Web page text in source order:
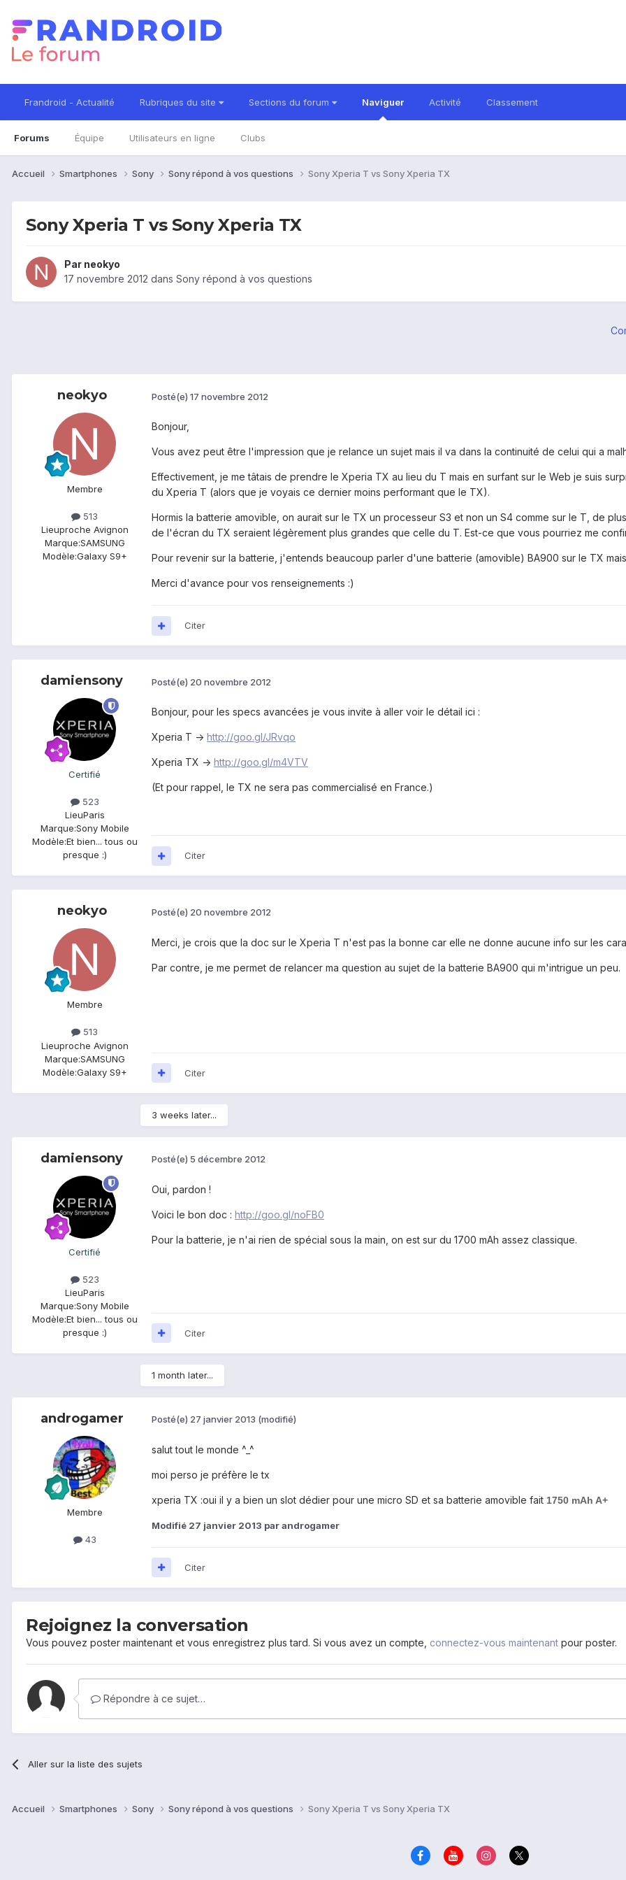
Frandroid - Actualité Rubriques du site Sections du forum Naviguer
Forums Équipe Utilisateurs en ligne Clubs
Activité Classement
Accueil Smartphones Sony Sony répond à vos questions Sony Xperia T vs Sony Xperia TX
Sony Xperia T vs Sony Xperia TX
Par neokyo
17 novembre 2012 dans Sony répond à vos questions
neokyo
Membre
513
Lieuproche Avignon
Marque:SAMSUNG
Modèle:Galaxy S9+
Posté(e) 17 novembre 2012
Bonjour,
Vous avez peut être l'impression que je relance un sujet mais il va dans la continuité de celui qui a
Effectivement, je me tâtais de prendre le Xperia TX au lieu du T mais en surfant sur le Web je suis
du Xperia T (alors que je voyais ce dernier moins performant que le TX).
Hormis la batterie amovible, on aurait sur le TX un processeur S3 et non un S4 comme sur le T, de
de l'écran du TX seraient légèrement plus grandes que celle du T. Est-ce que vous pourriez me
Pour revenir sur la batterie, j'entends beaucoup parler d'une batterie (amovible) BA900 sur le TX
Merci d'avance pour vos renseignements :)
Citer
damiensony
Certifié
523
LieuParis
Marque:Sony Mobile
Modèle:Et bien... tous ou
presque :)
Posté(e) 20 novembre 2012
Bonjour, pour les specs avancées je vous invite à aller voir le détail ici :
Xperia T -> http://goo.gl/JRvqo
Xperia TX -> http://goo.gl/m4VTV
(Et pour rappel, le TX ne sera pas commercialisé en France.)
Citer
neokyo
Membre
513
Lieuproche Avignon
Marque:SAMSUNG
Modèle:Galaxy S9+
Posté(e) 20 novembre 2012
Merci, je crois que la doc sur le Xperia T n'est pas la bonne car elle ne donne aucune info sur les
Par contre, je me permet de relancer ma question au sujet de la batterie BA900 qui m'intrigue un peu.
Citer
3 weeks later...
damiensony
Certifié
523
LieuParis
Marque:Sony Mobile
Modèle:Et bien... tous ou
presque :)
Posté(e) 5 décembre 2012
Oui, pardon !
Voici le bon doc : http://goo.gl/noFB0
Pour la batterie, je n'ai rien de spécial sous la main, on est sur du 1700 mAh assez classique.
Citer
1 month later...
androgamer
Membre
43
Posté(e) 27 janvier 2013 (modifié)
salut tout le monde ^_^
moi perso je préfère le tx
xperia TX :oui il y a bien un slot dédier pour une micro SD et sa batterie amovible fait 1750 mAh A+
Modifié 27 janvier 2013 par androgamer
Citer
Rejoignez la conversation
Vous pouvez poster maintenant et vous enregistrez plus tard. Si vous avez un compte, connectez-vous maintenant pour poster.
Répondre à ce sujet…
Aller sur la liste des sujets
Accueil Smartphones Sony Sony répond à vos questions Sony Xperia T vs Sony Xperia TX